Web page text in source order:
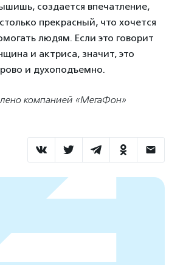
создается впечатление,
прекрасный, что хочется
людям. Если это говорит
и актриса, значит, это
и духоподъемно.
компанией «МегаФон»